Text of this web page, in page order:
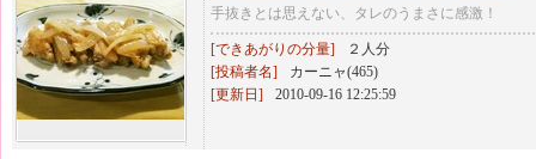
手抜きとは思えない、タレのうまさに感激！
[できあがりの分量]
２人分
[投稿者名]
カーニャ(465)
[更新日]
2010-09-16 12:25:59